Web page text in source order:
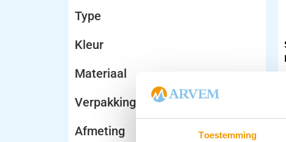
Toestemming
Type
Kleur
Materiaal
Verpakking
Afmeting